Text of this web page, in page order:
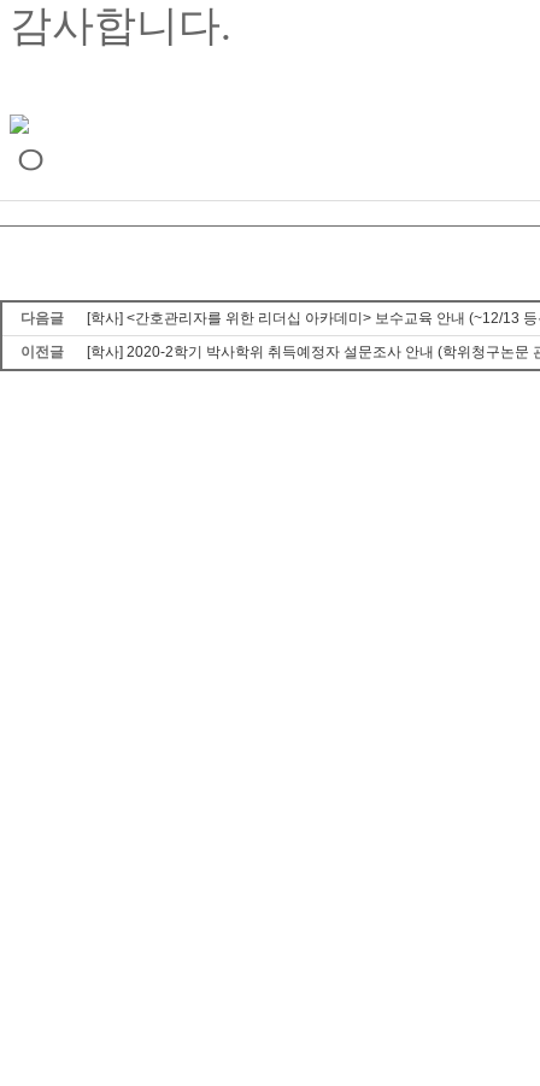
감사합니다.
다음글
[학사] <간호관리자를 위한 리더십 아카데미> 보수교육 안내 (~12/13
이전글
[학사] 2020-2학기 박사학위 취득예정자 설문조사 안내 (학위청구논문